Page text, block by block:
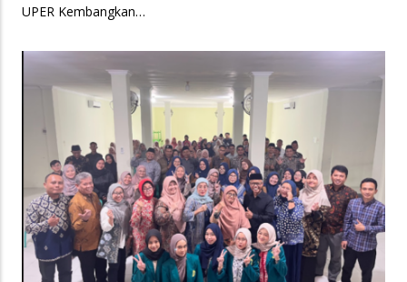
UPER Kembangkan…